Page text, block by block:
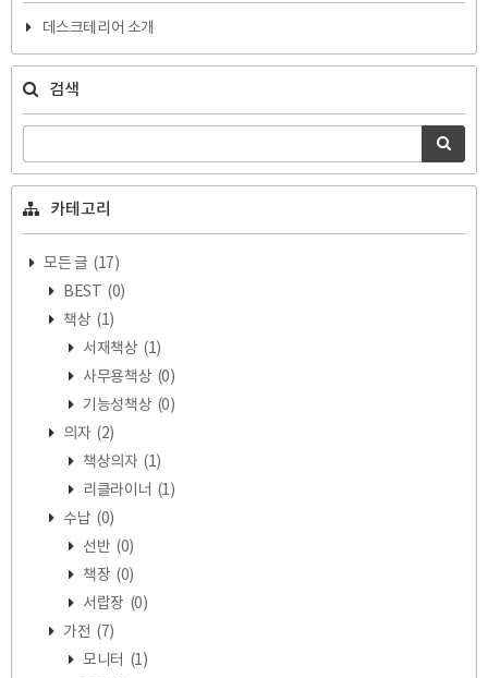
데스크테리어 소개
검색
카테고리
모든 글 (17)
BEST (0)
책상 (1)
서재책상 (1)
사무용책상 (0)
기능성책상 (0)
의자 (2)
책상의자 (1)
리클라이너 (1)
수납 (0)
선반 (0)
책장 (0)
서랍장 (0)
가전 (7)
모니터 (1)